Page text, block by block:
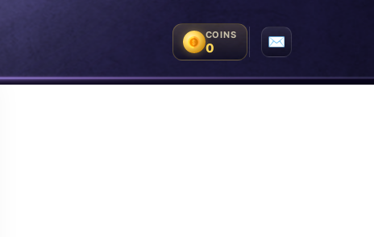
COINS
0 ✉